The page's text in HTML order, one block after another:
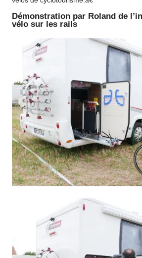
Démonstration par Roland de
vélo sur les rails